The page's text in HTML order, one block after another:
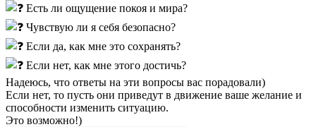
Есть ли ощущение покоя и мира?
Чувствую ли я себя безопасно?
Если да, как мне это сохранять?
Если нет, как мне этого достичь?
Надеюсь, что ответы на эти вопросы вас порадовали)
Если нет, то пусть они приведут в движение ваше желание и
способности изменить ситуацию.
Это возможно!)